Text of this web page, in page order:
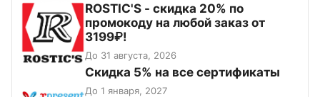
ROSTIC'S - скидка 20% по
промокоду на любой заказ от
3199₽!
До 31 августа, 2026
Скидка 5% на все сертификаты
До 1 января, 2027